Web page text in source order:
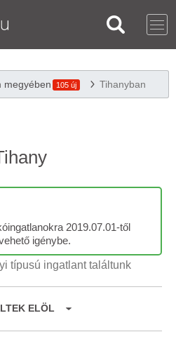
megyében 105 új Tihanyban
2019.07.01-től
igénybe.
típusú ingatlant találtunk
ELÖL